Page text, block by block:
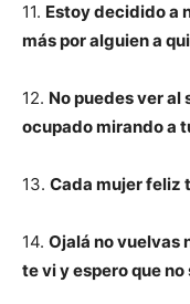
11. Estoy decidido a
más por alguien a
12. No puedes ver
ocupado mirando a
13. Cada mujer feliz
14. Ojalá no vuelvas
te vi y espero que